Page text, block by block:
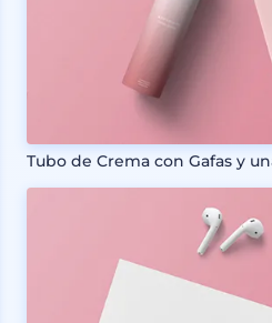
Tubo de Crema con Gafas y